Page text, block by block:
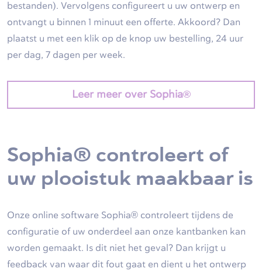
bestanden). Vervolgens configureert u uw ontwerp en
ontvangt u binnen 1 minuut een offerte. Akkoord? Dan
plaatst u met een klik op de knop uw bestelling, 24 uur
per dag, 7 dagen per week.
Leer meer over Sophia®
Sophia® controleert of
uw plooistuk maakbaar is
Onze online software Sophia® controleert tijdens de
configuratie of uw onderdeel aan onze kantbanken kan
worden gemaakt. Is dit niet het geval? Dan krijgt u
feedback van waar dit fout gaat en dient u het ontwerp